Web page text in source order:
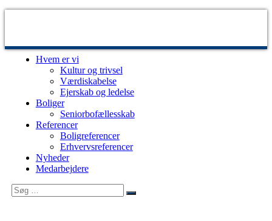
Udvikling
byggestyring
ejendomsprojekter
Hvem er vi
Kultur og trivsel
Værdiskabelse
Ejerskab og ledelse
Boliger
Seniorbofællesskab
Referencer
Boligreferencer
Erhvervsreferencer
Nyheder
Medarbejdere
Søg
efter:
Søg